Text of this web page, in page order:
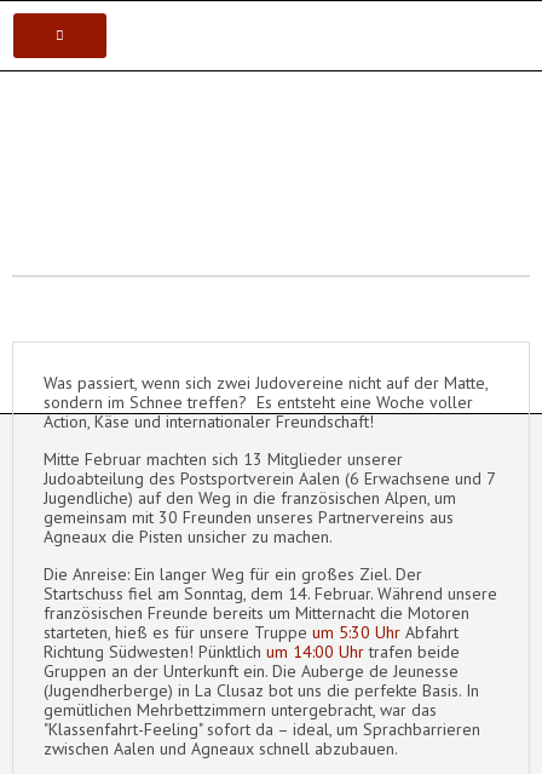
VOLLEYBALL
TISCHTENNIS
Was passiert, wenn sich zwei Judovereine nicht auf der Matte,
sondern im Schnee treffen? Es entsteht eine Woche voller
Action, Käse und internationaler Freundschaft!
Mitte Februar machten sich 13 Mitglieder unserer
Judoabteilung des Postsportverein Aalen (6 Erwachsene und 7
Jugendliche) auf den Weg in die französischen Alpen, um
gemeinsam mit 30 Freunden unseres Partnervereins aus
Agneaux die Pisten unsicher zu machen.
Die Anreise: Ein langer Weg für ein großes Ziel. Der
Startschuss fiel am Sonntag, dem 14. Februar. Während unsere
französischen Freunde bereits um Mitternacht die Motoren
starteten, hieß es für unsere Truppe um 5:30 Uhr Abfahrt
Richtung Südwesten! Pünktlich um 14:00 Uhrtrafen beide
Gruppen an der Unterkunft ein. Die Auberge de Jeunesse
(Jugendherberge) in La Clusaz bot uns die perfekte Basis. In
gemütlichen Mehrbettzimmern untergebracht, war das
"Klassenfahrt-Feeling" sofort da – ideal, um Sprachbarrieren
zwischen Aalen und Agneaux schnell abzubauen.